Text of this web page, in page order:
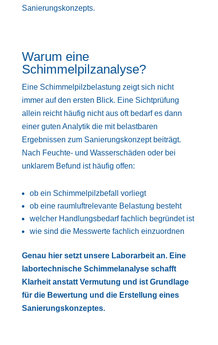
Sanierungskonzepts.
Warum eine
Schimmelpilzanalyse?
Eine Schimmelpilzbelastung zeigt sich nicht
immer auf den ersten Blick. Eine Sichtprüfung
allein reicht häufig nicht aus oft bedarf es dann
einer guten Analytik die mit belastbaren
Ergebnissen zum Sanierungskonzept beiträgt.
Nach Feuchte- und Wasserschäden oder bei
unklarem Befund ist häufig offen:
ob ein Schimmelpilzbefall vorliegt
ob eine raumluftrelevante Belastung besteht
welcher Handlungsbedarf fachlich begründet ist
wie sind die Messwerte fachlich einzuordnen
Genau hier setzt unsere Laborarbeit an. Eine
labortechnische Schimmelanalyse schafft
Klarheit anstatt Vermutung und ist Grundlage
für die Bewertung und die Erstellung eines
Sanierungskonzeptes.